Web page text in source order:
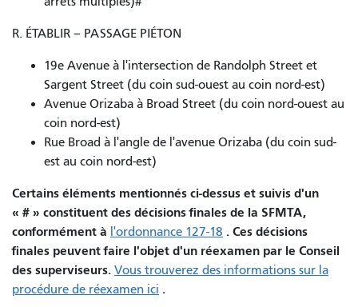
R. ÉTABLIR – PASSAGE PIÉTON
19e Avenue à l'intersection de Randolph Street et
Sargent Street (du coin sud-ouest au coin nord-est)
Avenue Orizaba à Broad Street (du coin nord-ouest au
coin nord-est)
Rue Broad à l'angle de l'avenue Orizaba (du coin sud-
est au coin nord-est)
Certains éléments mentionnés ci-dessus et suivis d'un
« # » constituent des décisions finales de la SFMTA,
conformément à l'ordonnance 127-18 . Ces décisions
finales peuvent faire l'objet d'un réexamen par le Conseil
des superviseurs. Vous trouverez des informations sur la
procédure de réexamen ici .